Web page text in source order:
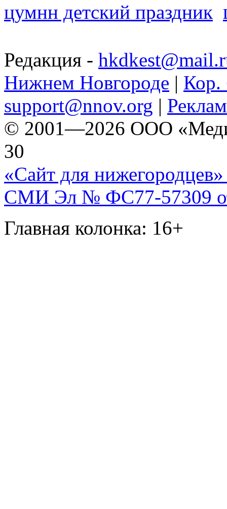
цумнн детский праздник
Редакция -
Нижнем Новгороде | Кор.
support@nnov.org |
© 2001—2026 ООО
30
«Сайт для нижегородцев»
СМИ Эл № ФС77-57309
Главная колонка: 16+